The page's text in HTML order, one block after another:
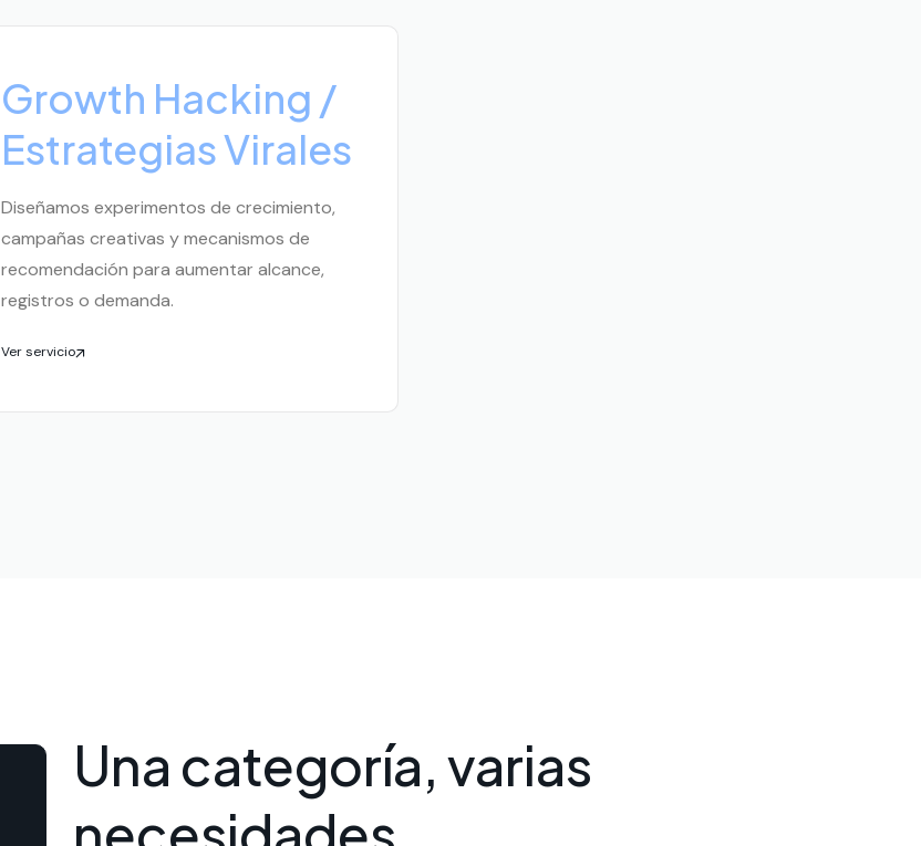
Growth Hacking /
Estrategias Virales
Diseñamos experimentos de crecimiento,
campañas creativas y mecanismos de
recomendación para aumentar alcance,
registros o demanda.
Ver servicio
Una categoría, varias